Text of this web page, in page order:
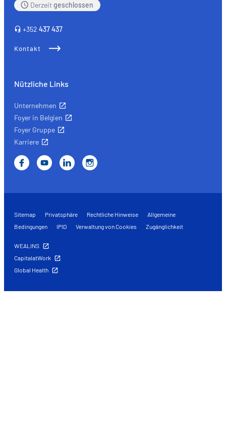
passenden
vor.
Derzeitgeschlossen
+352 437 437
Kontakt
Nützliche Links
Unternehmen
Foyer in Belgien
Foyer Gruppe
Karriere
Sitemap Privatsphäre Rechtliche Hinweise
Allgemeine
Bedingungen
IPID Verwaltung von Cookies Zugänglichkeit
WEALINS
CapitalatWork
Global Health